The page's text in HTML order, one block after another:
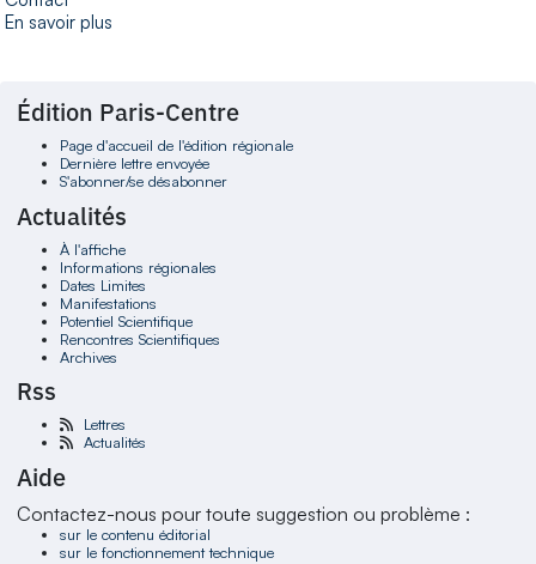
En savoir plus
Édition Paris-Centre
Page d'accueil de l'édition régionale
Dernière lettre envoyée
S'abonner/se désabonner
Actualités
À l'affiche
Informations régionales
Dates Limites
Manifestations
Potentiel Scientifique
Rencontres Scientifiques
Archives
Rss
Lettres
Actualités
Aide
Contactez-nous pour toute suggestion ou problème :
sur le contenu éditorial
sur le fonctionnement technique